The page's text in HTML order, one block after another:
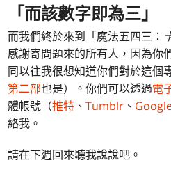
「而該數字即為三」
而我們終於來到「魔法五四三：
感謝寄問題來的所有人，因為你
同以往我很想知道你們對於這個
第二部也是）。你們可以透過電
體帳號（推特 、Tumblr 、
絡我。
請在下週回來聽我說說吧。